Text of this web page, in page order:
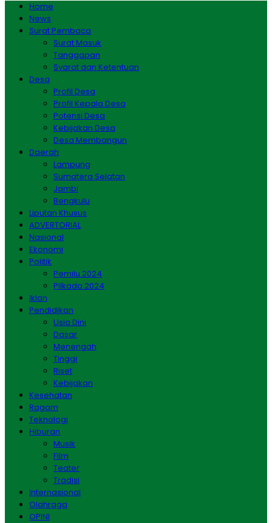
Home
News
Surat Pembaca
Surat Masuk
Tanggapan
Syarat dan Ketentuan
Desa
Profil Desa
Profil Kepala Desa
Potensi Desa
Kebijakan Desa
Desa Membangun
Daerah
Lampung
Sumatera Selatan
Jambi
Bengkulu
Liputan Khusus
ADVERTORIAL
Nasional
Ekonomi
Politik
Pemilu 2024
Pilkada 2024
Iklan
Pendidikan
Usia Dini
Dasar
Menengah
Tinggi
Riset
Kebijakan
Kesehatan
Ragam
Teknologi
Hiburan
Musik
Film
Teater
Tradisi
Internasional
Olahraga
OPINI